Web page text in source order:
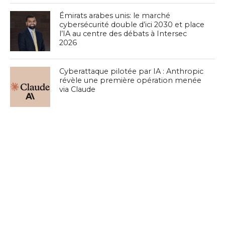
Émirats arabes unis: le marché
cybersécurité double d’ici 2030 et place
l’IA au centre des débats à Intersec
2026
Cyberattaque pilotée par IA : Anthropic
révèle une première opération menée
via Claude